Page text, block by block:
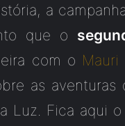
a
que o
com o Mauri
as aventuras
Luz. Fica aqui